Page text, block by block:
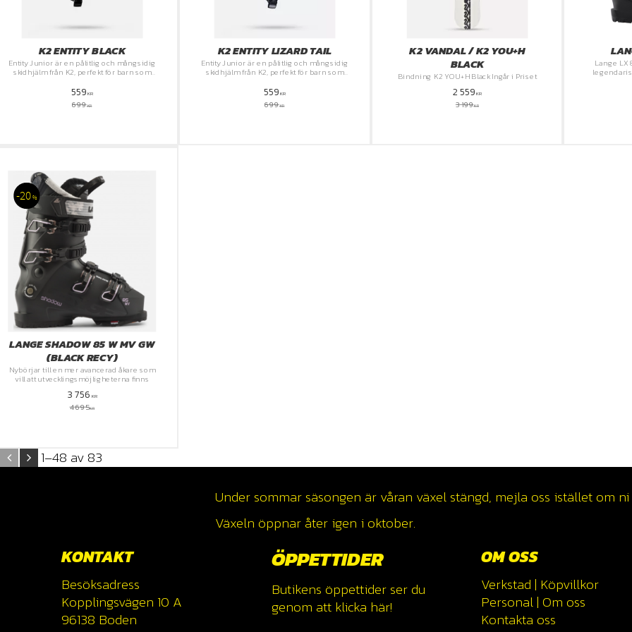
K2 ENTITY BLACK
​Entity Junior är en pålitlig och mångsidig
skidhjälm från K2, perfekt för barn som
559KR
699KR
K2 ENTITY LIZARD TAIL
​Entity Junior är en pålitlig och mångsidig
skidhjälm från K2, perfekt för barn som
559KR
699KR
K2 VANDAL / K2 YOU+H
BLACK
Bindning K2 YOU+H Black Ingår i Priset
2 559KR
3 199KR
Lange LX
LANGE SHADOW 85 W MV GW
(BLACK RECY)
​Nybörjar till en mer avancerad åkare som
vill att utvecklingsmöjligheterna finns
3 756 KR
4 695KR
20 %
1–48 av 83
Under sommar säsongen är våran växel stängd, mejla oss istället om
Växeln öppnar åter igen i oktober.
KONTAKT
Besöksadress
Kopplingsvägen 10 A
96138 Boden
ÖPPETTIDER
Butikens öppettider ser du
genom att klicka här!
OM OSS
Verkstad | Köpvillkor
Personal| Om oss
Kontakta oss